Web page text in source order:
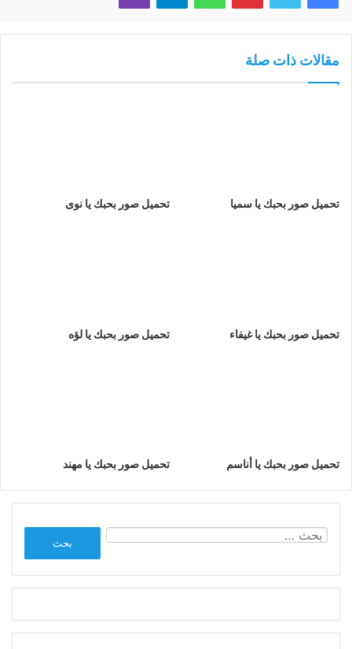
مقالات ذات صلة
تحميل صور بحبك يا سميا تحميل صور بحبك يا نوى
تحميل صور بحبك يا غيفاء تحميل صور بحبك يا لؤه
تحميل صور بحبك يا أناسم تحميل صور بحبك يا مهند